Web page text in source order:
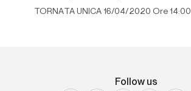
TORNATA UNICA 16/04/2020 Ore 14:00
Follow us